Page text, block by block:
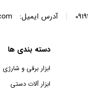
| آدرس ایمیل:
دسته بندی ها
ابزار برقی و شارژی
ابزار آلات دستی